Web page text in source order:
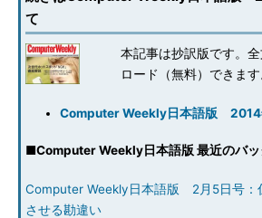
て
本記事は抄訳版です。
ロード（無料）できます
Computer Weekly日本語版 2014
■Computer Weekly日本語版 最近のバ
Computer Weekly日本語版 2月5日号：
させる勘違い